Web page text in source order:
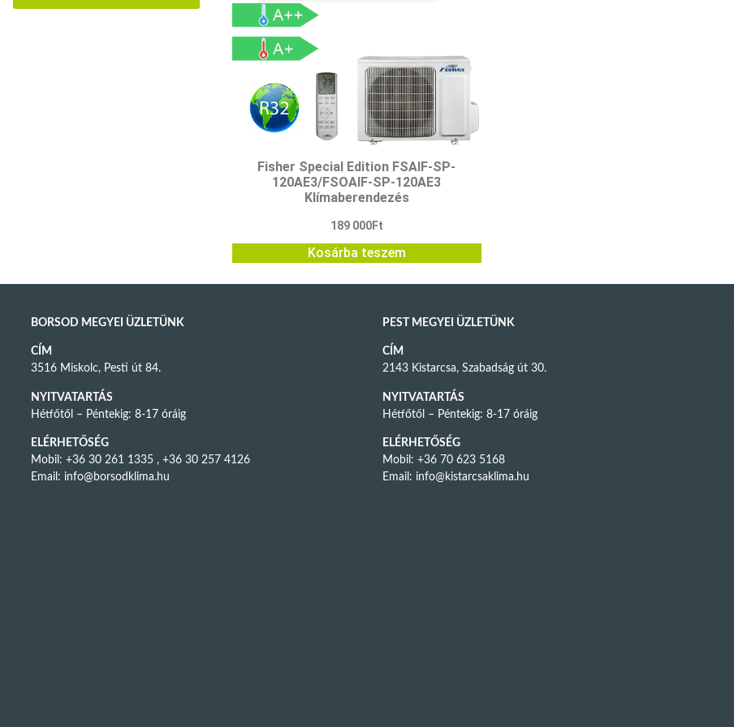
Fisher Special Edition FSAIF-SP-
120AE3/FSOAIF-SP-120AE3
Klímaberendezés
189 000Ft
Kosárba teszem
BORSOD MEGYEI ÜZLETÜNK
CÍM
3516 Miskolc, Pesti út 84.
NYITVATARTÁS
Hétfőtől – Péntekig: 8-17 óráig
ELÉRHETŐSÉG
Mobil: +36 30 261 1335 , +36 30 257 4126
Email: info@borsodklima.hu
PEST MEGYEI ÜZLETÜNK
CÍM
2143 Kistarcsa, Szabadság út 30.
NYITVATARTÁS
Hétfőtől – Péntekig: 8-17 óráig
ELÉRHETŐSÉG
Mobil: +36 70 623 5168
Email: info@kistarcsaklima.hu